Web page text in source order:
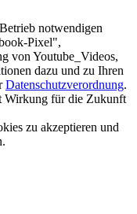
notwendigen
Pixel",
von Youtube_Videos,
dazu und zu Ihren
Datenschutzverordnung.
Wirkung für die Zukunft
zu akzeptieren und